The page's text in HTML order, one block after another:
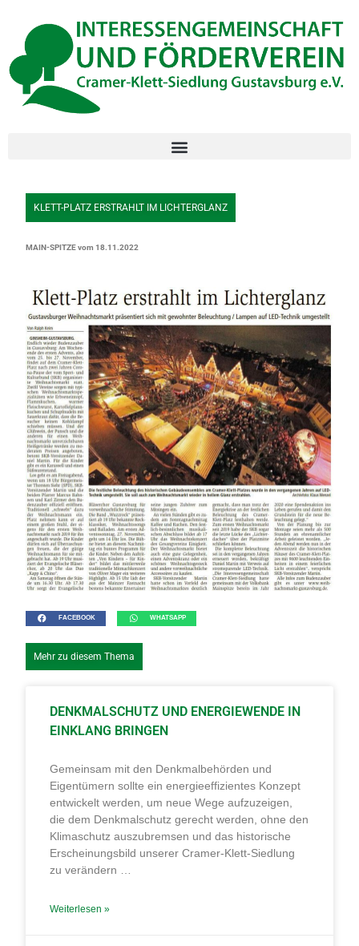
springen
KLETT-PLATZ ERSTRAHLT IM LICHTERGLANZ
MAIN-SPITZE vom 18.11.2022
FACEBOOK WHATSAPP
Mehr zu diesem Thema
DENKMALSCHUTZ UND ENERGIEWENDE IN
EINKLANG BRINGEN
Gemeinsam mit den Denkmalbehörden und
Eigentümern sollte ein energieeffizientes Konzept
entwickelt werden, um neue Wege aufzuzeigen,
die dem Denkmalschutz gerecht werden, ohne den
Klimaschutz auszubremsen und das historische
Erscheinungsbild unserer Cramer-Klett-Siedlung
zu verändern …
Weiterlesen »